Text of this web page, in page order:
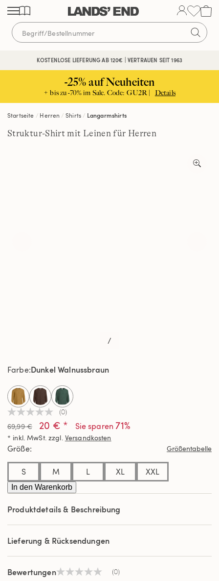
Direkt
zum
Inhalt
Direkt
zur
Navigation
Direkt
zur
Suche
KOSTENLOSE LIEFERUNG AB 120€ | VERTRAUEN SEIT 1963
KOSTENFREIE RÜCKSENDUNG
-25% auf Neuheiten
+ bis zu -70% im Sale. Code: GU2R | Details
Startseite Herren Shirts Langarmshirts
Struktur-Shirt mit Leinen für Herren
/
Kein
Beurteilungswert
Link
auf
derselben
(0)
69,99 € 20 € * Sie sparen 71%
* inkl. MwSt. zzgl. Versandkosten
Farbe Dunkel Walnussbraun
selected
Größe Größentabelle
S M L XL XXL
In den Warenkorb
Produktdetails & Beschreibung
Lieferung & Rücksendungen
BewertungenKein (0)